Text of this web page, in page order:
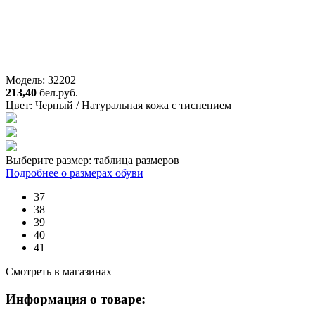
Модель: 32202
213,40 бел.руб.
Цвет: Черный / Натуральная кожа с тиснением
Выберите размер: таблица размеров
Подробнее о размерах обуви
37
38
39
40
41
Смотреть в магазинах
Информация о товаре: